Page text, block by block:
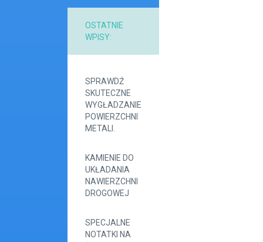
OSTATNIE
WPISY:
SPRAWDŹ
SKUTECZNE
WYGŁADZANIE
POWIERZCHNI
METALI.
KAMIENIE DO
UKŁADANIA
NAWIERZCHNI
DROGOWEJ
SPECJALNE
NOTATKI NA